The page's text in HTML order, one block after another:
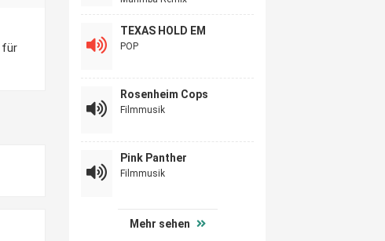
für
TEXAS HOLD EM
POP
Rosenheim Cops
Filmmusik
Pink Panther
Filmmusik
Mehr sehen